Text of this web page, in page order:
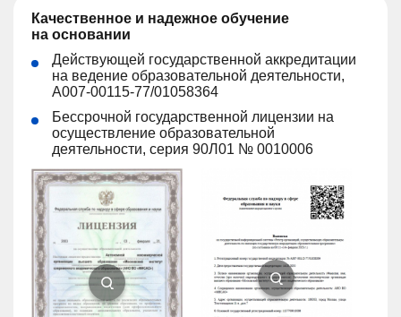
Качественное и надежное обучение
на основании
Действующей государственной аккредитации
на ведение образовательной деятельности,
А007-00115-77/01058364
Бессрочной государственной лицензии на
осуществление образовательной
деятельности, серия 90Л01 № 0010006